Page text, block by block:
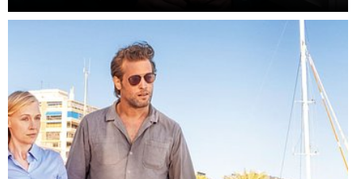
por se tornar no famoso e imortal Inspetor Endeavour